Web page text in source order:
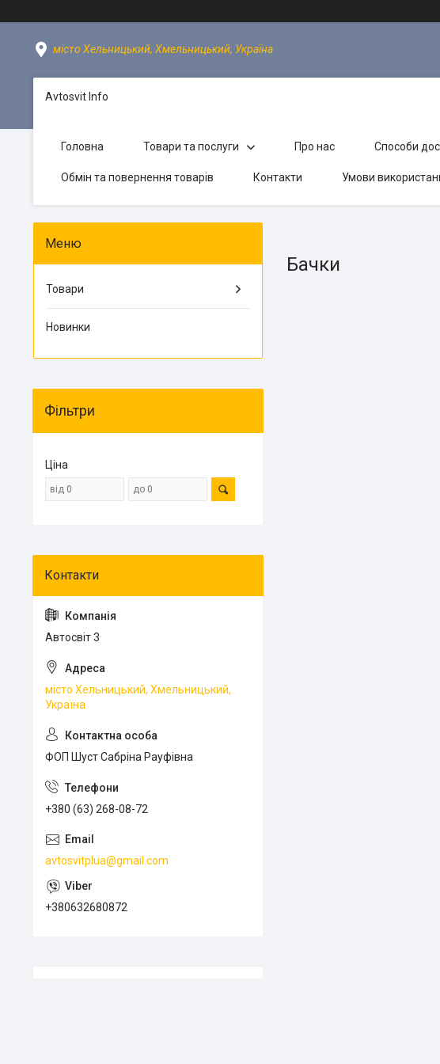
місто Хельницький, Хмельницький, Україна
Avtosvit Info
Головна Товари та послуги Про нас Способи
Обмін та повернення товарів Контакти Умови
Бачки
Товари
Новинки
Фільтри
Ціна
Автосвіт 3
місто Хельницький, Хмельницький,
Україна
ФОП Шуст Сабріна Рауфівна
+380 (63) 268-08-72
avtosvitplua@gmail.com
+380632680872